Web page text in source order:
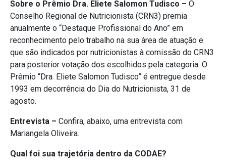
Sobre o Prêmio Dra. Eliete Salomon Tudisco – O
Conselho Regional de Nutricionista (CRN3) premia
anualmente o “Destaque Profissional do Ano” em
reconhecimento pelo trabalho na sua área de atuação e
que são indicados por nutricionistas à comissão do CRN3
para posterior votação dos escolhidos pela categoria. O
Prêmio “Dra. Eliete Salomon Tudisco” é entregue desde
1993 em decorrência do Dia do Nutricionista, 31 de
agosto.
Entrevista – Confira, abaixo, uma entrevista com
Mariangela Oliveira.
Qual foi sua trajetória dentro da CODAE?